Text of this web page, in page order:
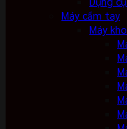
Máy cầm tay
Máy